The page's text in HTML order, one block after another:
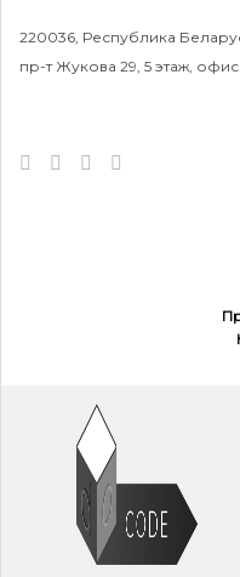
220036, Республика
пр-т Жукова 29, 5 этаж,